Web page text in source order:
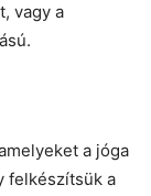
vagy a
a jóga
felkészítsük a